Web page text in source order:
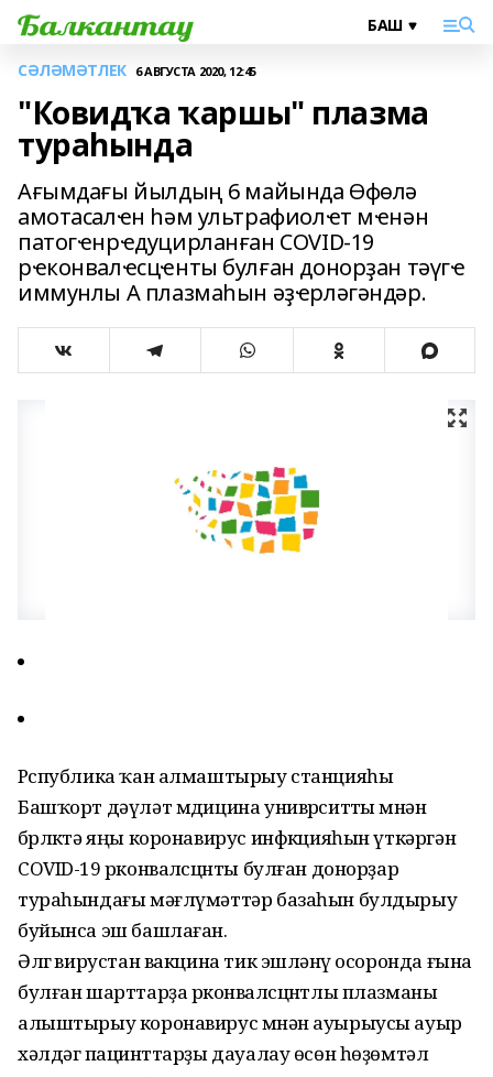
СӘЛӘМӘТЛЕК 6 АВГУСТА 2020, 12:45
"Ковидҡа ҡаршы" плазма
тураһында
Ағымдағы йылдың 6 майында Өфөлә
амотасалҽн һәм ультрафиолҽт мҽнән
патогҽнрҽдуцирланған COVID-19
рҽконвалҽсцҽнты булған донорҙан тәүгҽ
иммунлы А плазмаһын әҙҽрләгәндәр.
Рҽспублика ҡан алмаштырыу станцияһы
Башҡорт дәүләт мҽдицина унивҽрситҽты мҽнән
бҽрлҽктә яңы коронавирус инфҽкцияһын үткәргән
COVID-19 рҽконвалҽсцҽнты булған донорҙар
тураһындағы мәғлүмәттәр базаһын булдырыу
буйынса эш башлаған.
Әлҽгҽ вирустан вакцина тик эшләнҽү осоронда ғына
булған шарттарҙа рҽконвалҽсцҽнтлы плазманы
алыштырыу коронавирус мҽнән ауырыусы ауыр
хәлдәгҽ пациҽнттарҙы дауалау өсөн һөҙөмтәлҽ